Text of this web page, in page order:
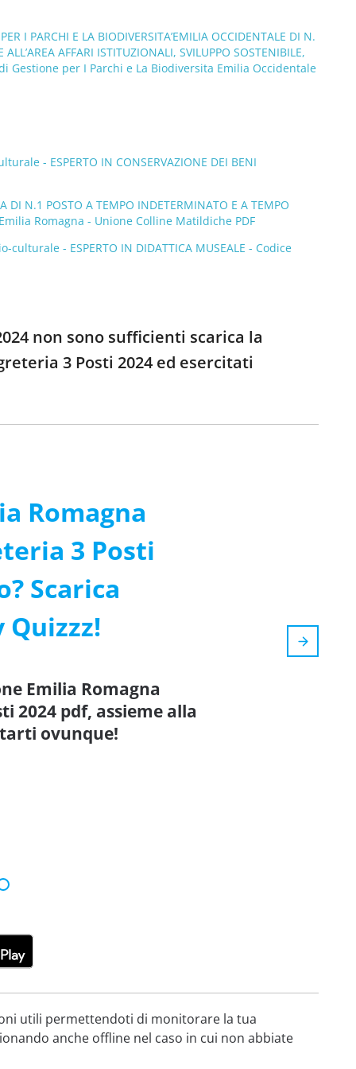
I PARCHI E LA BIODIVERSITA’EMILIA OCCIDENTALE DI N.
AFFARI ISTITUZIONALI, SVILUPPO SOSTENIBILE,
di Gestione per I Parchi e La Biodiversita Emilia Occidentale
- ESPERTO IN CONSERVAZIONE DEI BENI
DI N.1 POSTO A TEMPO INDETERMINATO E A TEMPO
Emilia Romagna - Unione Colline Matildiche PDF
- ESPERTO IN DIDATTICA MUSEALE - Codice
non sono sufficienti scarica la
3 Posti 2024 ed esercitati
Romagna
3 Posti
Scarica
Quizzz!
Emilia Romagna
2024 pdf, assieme alla
ovunque!
utili permettendoti di monitorare la tua
anche offline nel caso in cui non abbiate